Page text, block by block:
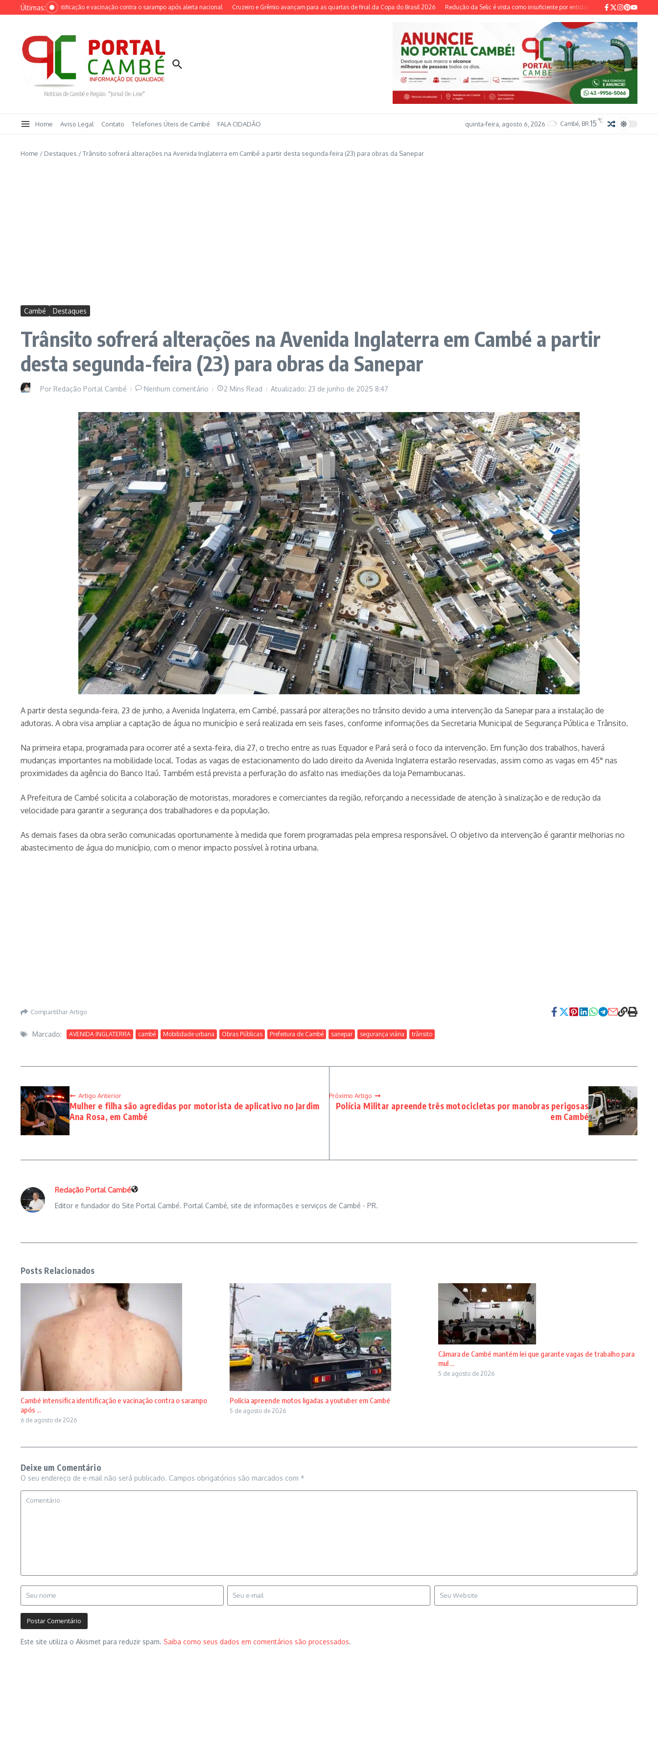
Ir para o conteúdo
Últimas:
intensifica identificação e vacinação contra o sarampo após alerta nacional Cruzeiro e Grêmio avançam para as quartas de final da Copa do Brasil 2026 Redução da Selic é vista como insuficiente por entidades do setor industrial e sindical
Notícias de Cambé e Região. "Jornal On-Line"
Home Aviso Legal Contato Telefones Úteis de Cambé FALA CIDADÃO quinta-feira, agosto 6, 2026 Cambé, BR 15 °C
Home / Destaques /Trânsito sofrerá alterações na Avenida Inglaterra em Cambé a partir desta segunda-feira (23) para obras da Sanepar
Cambé Destaques
Trânsito sofrerá alterações na Avenida Inglaterra em Cambé a partir
desta segunda-feira (23) para obras da Sanepar
Por Redação Portal Cambé Nenhum comentário 2 Mins Read Atualizado: 23 de junho de 2025 8:47
A partir desta segunda-feira, 23 de junho, a Avenida Inglaterra, em Cambé, passará por alterações no trânsito devido a uma intervenção da Sanepar para a instalação de
adutoras. A obra visa ampliar a captação de água no município e será realizada em seis fases, conforme informações da Secretaria Municipal de Segurança Pública e Trânsito.
Na primeira etapa, programada para ocorrer até a sexta-feira, dia 27, o trecho entre as ruas Equador e Pará será o foco da intervenção. Em função dos trabalhos, haverá
mudanças importantes na mobilidade local. Todas as vagas de estacionamento do lado direito da Avenida Inglaterra estarão reservadas, assim como as vagas em 45° nas
proximidades da agência do Banco Itaú. Também está prevista a perfuração do asfalto nas imediações da loja Pernambucanas.
A Prefeitura de Cambé solicita a colaboração de motoristas, moradores e comerciantes da região, reforçando a necessidade de atenção à sinalização e de redução da
velocidade para garantir a segurança dos trabalhadores e da população.
As demais fases da obra serão comunicadas oportunamente à medida que forem programadas pela empresa responsável. O objetivo da intervenção é garantir melhorias no
abastecimento de água do município, com o menor impacto possível à rotina urbana.
Compartilhar Artigo
Marcado: AVENIDA INGLATERRA cambé Mobilidade urbana Obras Públicas Prefeitura de Cambé sanepar segurança viária trânsito
Artigo Anterior
Mulher e filha são agredidas por motorista de aplicativo no Jardim
Ana Rosa, em Cambé
Próximo Artigo
Polícia Militar apreende três motocicletas por manobras perigosas
em Cambé
Redação Portal Cambé
Editor e fundador do Site Portal Cambé. Portal Cambé, site de informações e serviços de Cambé - PR.
Posts Relacionados
Cambé intensifica identificação e vacinação contra o sarampo
após ...
6 de agosto de 2026
Polícia apreende motos ligadas a youtuber em Cambé
5 de agosto de 2026
Câmara de Cambé mantém lei que garante vagas de trabalho para
mul ...
5 de agosto de 2026
Deixe um Comentário
O seu endereço de e-mail não será publicado. Campos obrigatórios são marcados com *
Este site utiliza o Akismet para reduzir spam. Saiba como seus dados em comentários são processados.